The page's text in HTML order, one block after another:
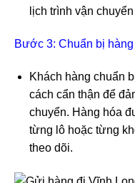
lịch trình vận
Bước 3: Chuẩn bị
Khách hàng chuẩn
cách cẩn thận để
chuyển. Hàng hóa
từng lô hoặc từng
theo dõi.